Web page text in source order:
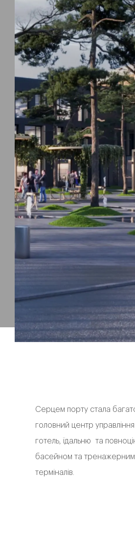
Серцем порту стала
головний центр
готель, їдальню та
басейном та тренажерним
терміналів.